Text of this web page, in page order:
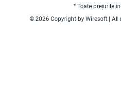
* Toate prețurile
© 2026 Copyright by Wiresoft | All